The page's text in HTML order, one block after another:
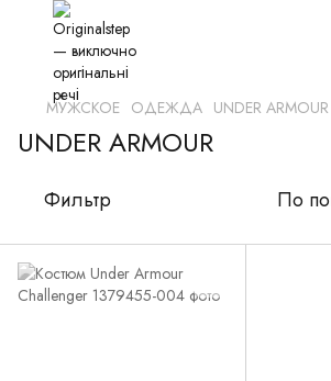
МУЖСКОЕ ОДЕЖДА UNDER ARMOUR
UNDER ARMOUR
Фильтр По